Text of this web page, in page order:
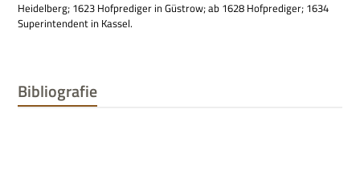
Hei­del­berg; 1623 Hof­pre­di­ger in Güstrow; ab 1628 Hof­pre­di­ger; 1634
Super­in­ten­dent in Kassel.
Bibliografie